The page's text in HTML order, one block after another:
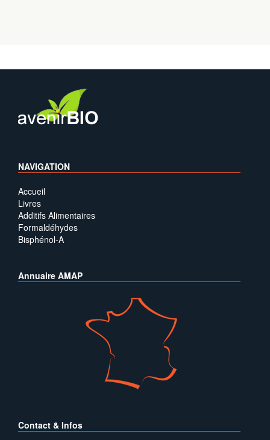
NAVIGATION
Accueil
Livres
Additifs Alimentaires
Formaldéhydes
Bisphénol-A
Annuaire AMAP
Contact & Infos